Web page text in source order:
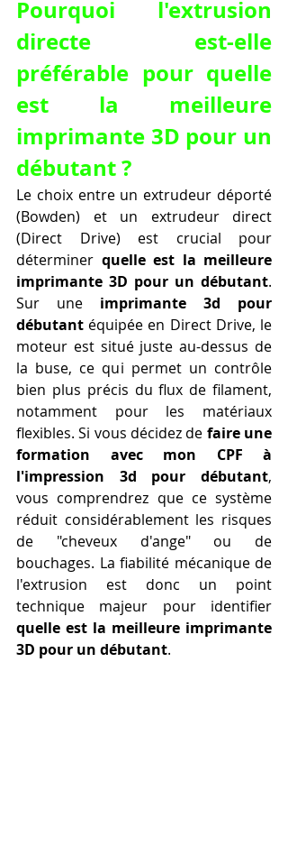
Pourquoi l'extrusion
directe est-elle
préférable pour quelle
est la meilleure
imprimante 3D pour un
débutant ?
Le choix entre un extrudeur déporté
(Bowden) et un extrudeur direct
(Direct Drive) est crucial pour
déterminer quelle est la meilleure
imprimante 3D pour un débutant.
Sur une imprimante 3d pour
débutant équipée en Direct Drive, le
moteur est situé juste au-dessus de
la buse, ce qui permet un contrôle
bien plus précis du flux de filament,
notamment pour les matériaux
flexibles. Si vous décidez de faire une
formation avec mon CPF à
l'impression 3d pour débutant,
vous comprendrez que ce système
réduit considérablement les risques
de "cheveux d'ange" ou de
bouchages. La fiabilité mécanique de
l'extrusion est donc un point
quelle est la meilleure imprimante
3D pour un débutant.